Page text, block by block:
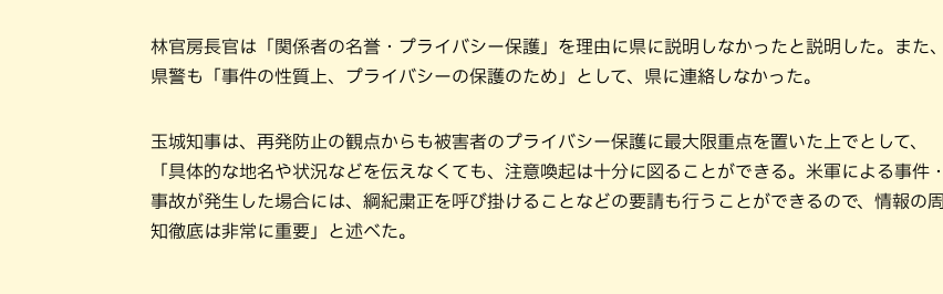
林官房長官は「関係者の名誉・プライバシー保護」を理由に県に説明しなかったと説明した。また、
県警も「事件の性質上、プライバシーの保護のため」として、県に連絡しなかった。
玉城知事は、再発防止の観点からも被害者のプライバシー保護に最大限重点を置いた上でとして、
「具体的な地名や状況などを伝えなくても、注意喚起は十分に図ることができる。米軍による事件・
事故が発生した場合には、綱紀粛正を呼び掛けることなどの要請も行うことができるので、情報の周
知徹底は非常に重要」と述べた。